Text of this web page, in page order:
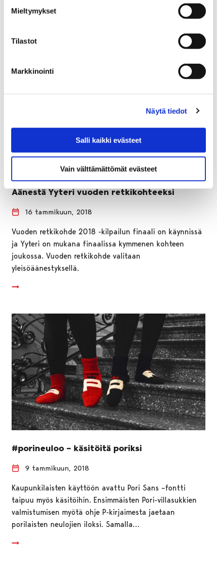
Mieltymykset
Tilastot
Markkinointi
Näytä tiedot
Salli kaikki evästeet
Vain välttämättömät evästeet
Äänestä Yyteri vuoden retkikohteeksi
16 tammikuun, 2018
Vuoden retkikohde 2018 -kilpailun finaali on käynnissä
ja Yyteri on mukana finaalissa kymmenen kohteen
joukossa. Vuoden retkikohde valitaan
yleisöäänestyksellä.
#porineuloo – käsitöitä poriksi
9 tammikuun, 2018
Kaupunkilaisten käyttöön avattu Pori Sans –fontti
taipuu myös käsitöihin. Ensimmäisten Pori-villasukkien
valmistumisen myötä ohje P-kirjaimesta jaetaan
porilaisten neulojien iloksi. Samalla…